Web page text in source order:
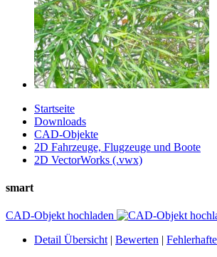
Startseite
Downloads
CAD-Objekte
2D Fahrzeuge, Flugzeuge und Boote
2D VectorWorks (.vwx)
smart
CAD-Objekt hochladen
Detail Übersicht| Bewerten |